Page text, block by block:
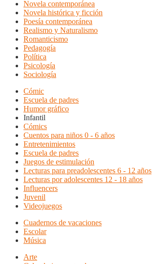
Novela contemporánea
Novela histórica y ficción
Poesía contemporánea
Realismo y Naturalismo
Romanticismo
Pedagogía
Política
Psicología
Sociología
Cómic
Escuela de padres
Humor gráfico
Infantil
Cómics
Cuentos para niños 0 - 6 años
Entretenimientos
Escuela de padres
Juegos de estimulación
Lecturas para preadolescentes 6 - 12 años
Lecturas por adolescentes 12 - 18 años
Influencers
Juvenil
Videojuegos
Cuadernos de vacaciones
Escolar
Música
Arte